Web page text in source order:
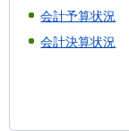
会計予算状況
会計決算状況